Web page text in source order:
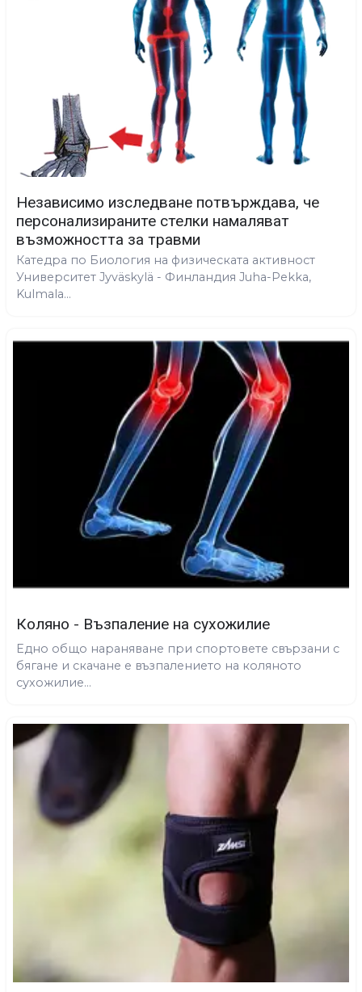
Независимо изследване потвърждава, че
персонализираните стелки намаляват
възможността за травми
Катедра по Биология на физическата активност
Университет Jyväskylä - Финландия Juha-Pekka,
Kulmala...
Коляно - Възпаление на сухожилие
Едно общо нараняване при спортовете свързани с
бягане и скачане е възпалението на коляното
сухожилие...